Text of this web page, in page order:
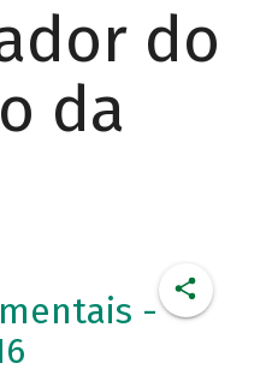
do
da
-